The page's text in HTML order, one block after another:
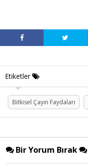
Etiketler
Bitkisel Çayın Faydaları
Bir Yorum Bırak